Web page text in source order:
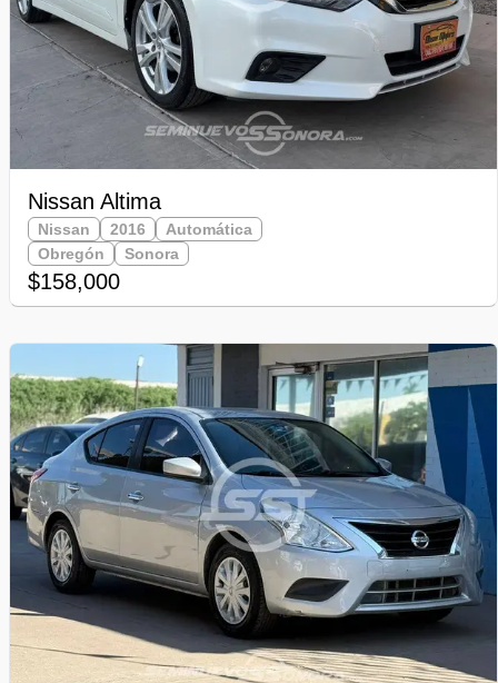
Nissan Altima
Nissan 2016
Automática
Obregón
Sonora
$158,000